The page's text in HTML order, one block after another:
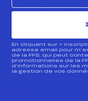
En cliquant sur «
adresse email pour
de la FFS, qui peut
promotionnelles de la
d’informations sur les
la gestion de vos